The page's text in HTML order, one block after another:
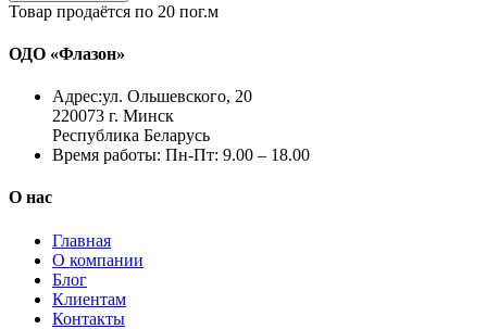
Товар продаётся по 20 пог.м
ОДО «Флазон»
Адрес:ул. Ольшевского, 20
220073 г. Минск
Республика Беларусь
Время работы: Пн-Пт: 9.00 – 18.00
О нас
Главная
О компании
Блог
Клиентам
Контакты